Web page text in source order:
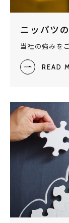
ニッパツ
当社の強みを
READ